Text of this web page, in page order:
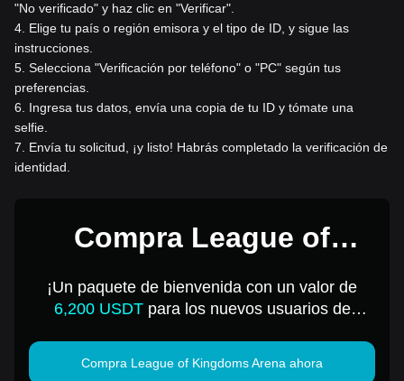
"No verificado" y haz clic en "Verificar".
4 Elige tu país o región emisora y el tipo de ID, y sigue las
instrucciones.
5 Selecciona "Verificación por teléfono" o "PC" según tus
preferencias.
6
Ingresa tus datos, envía una copia de tu ID y tómate una
selfie.
7
Envía tu solicitud, ¡y listo! Habrás completado la verificación de
identidad.
Compra League of
USD
¡Un paquete de bienvenida con un valor de
6,200 USDTpara los nuevos usuarios de
Compra League of Kingdoms Arena ahora